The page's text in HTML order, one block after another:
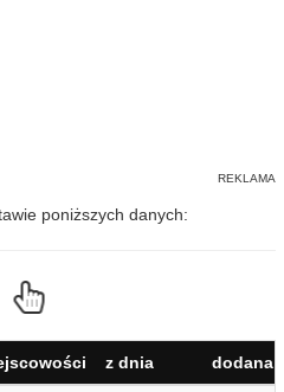
poniższych danych:
z dnia dodana